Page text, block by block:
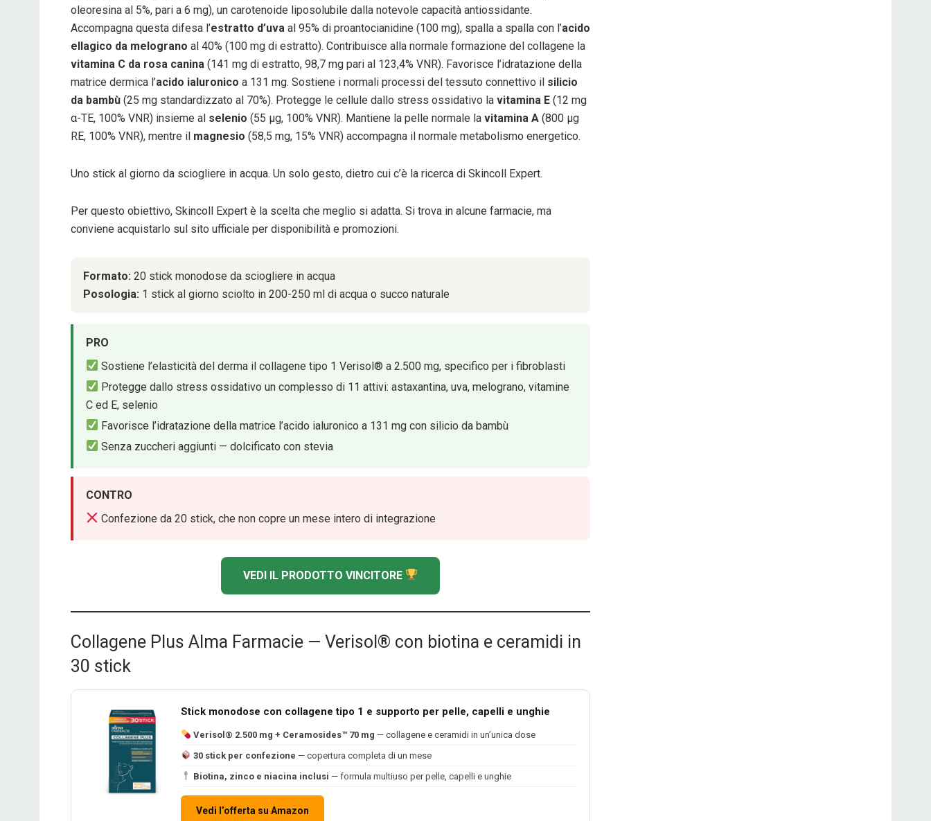
oleoresina al 5%, pari a 6 mg), un carotenoide liposolubile dalla notevole capacità antiossidante.
Accompagna questa difesa l’estratto d’uva al 95% di proantocianidine (100 mg), spalla a spalla con l’acido
ellagico da melograno al 40% (100 mg di estratto). Contribuisce alla normale formazione del collagene la
vitamina C da rosa canina (141 mg di estratto, 98,7 mg pari al 123,4% VNR). Favorisce l’idratazione della
matrice dermica l’acido ialuronico a 131 mg. Sostiene i normali processi del tessuto connettivo il silicio
da bambù (25 mg standardizzato al 70%). Protegge le cellule dallo stress ossidativo la vitamina E (12 mg
α-TE, 100% VNR) insieme al selenio (55 µg, 100% VNR). Mantiene la pelle normale la vitamina A (800 µg
RE, 100% VNR), mentre il magnesio (58,5 mg, 15% VNR) accompagna il normale metabolismo energetico.
Uno stick al giorno da sciogliere in acqua. Un solo gesto, dietro cui c’è la ricerca di Skincoll Expert.
Per questo obiettivo, Skincoll Expert è la scelta che meglio si adatta. Si trova in alcune farmacie, ma
conviene acquistarlo sul sito ufficiale per disponibilità e promozioni.
Formato: 20 stick monodose da sciogliere in acqua
Posologia: 1 stick al giorno sciolto in 200-250 ml di acqua o succo naturale
PRO
Sostiene l’elasticità del derma il collagene tipo 1 Verisol® a 2.500 mg, specifico per i fibroblasti
Protegge dallo stress ossidativo un complesso di 11 attivi: astaxantina, uva, melograno, vitamine
C ed E, selenio
Favorisce l’idratazione della matrice l’acido ialuronico a 131 mg con silicio da bambù
Senza zuccheri aggiunti — dolcificato con stevia
CONTRO
Confezione da 20 stick, che non copre un mese intero di integrazione
VEDI IL PRODOTTO VINCITORE
Collagene Plus Alma Farmacie — Verisol® con biotina e ceramidi in
30 stick
Stick monodose con collagene tipo 1 e supporto per pelle, capelli e unghie
Verisol® 2.500 mg + Ceramosides™ 70 mg — collagene e ceramidi in un’unica dose
30 stick per confezione — copertura completa di un mese
Biotina, zinco e niacina inclusi — formula multiuso per pelle, capelli e unghie
Vedi l’offerta su Amazon